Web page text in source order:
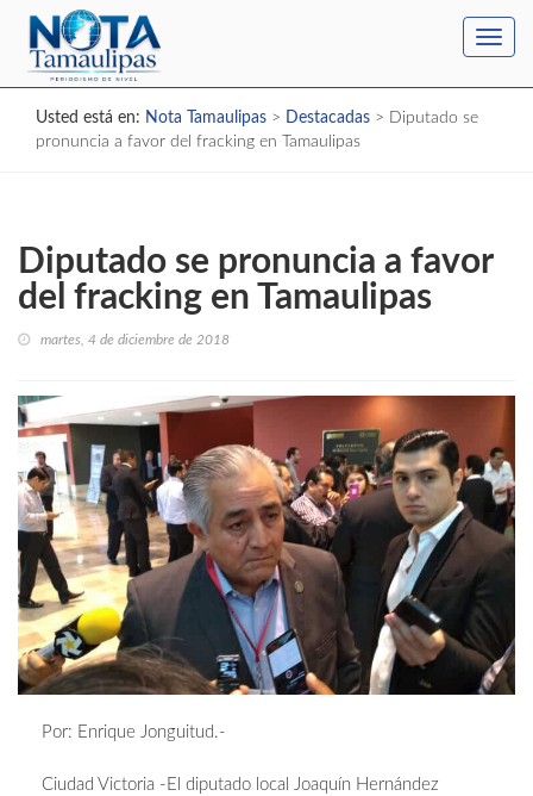
Usted está en: Nota Tamaulipas > Destacadas > Diputado se
pronuncia a favor del fracking en Tamaulipas
Diputado se pronuncia a favor
del fracking en Tamaulipas
martes, 4 de diciembre de 2018
Por: Enrique Jonguitud.-
Ciudad Victoria -El diputado local Joaquín Hernández